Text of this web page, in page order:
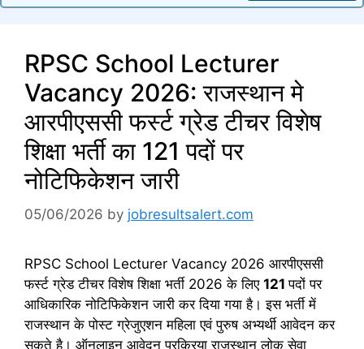
RPSC School Lecturer
Vacancy 2026: राजस्थान मे
आरपीएससी फर्स्ट ग्रेड टीचर विशेष
शिक्षा भर्ती का 121 पदों पर
नोटिफिकेशन जारी
05/06/2026 by jobresultsalert.com
RPSC School Lecturer Vacancy 2026 आरपीएससी
फर्स्ट ग्रेड टीचर विशेष शिक्षा भर्ती 2026 के लिए 121पदों पर
आधिकारिक नोटिफिकेशन जारी कर दिया गया है। इस भर्ती में
राजस्थान के पोस्ट ग्रेजुएशन महिला एवं पुरुष अभ्यर्थी आवेदन कर
सकते है। ऑनलाइन आवेदन प्रक्रिया राजस्थान लोक सेवा